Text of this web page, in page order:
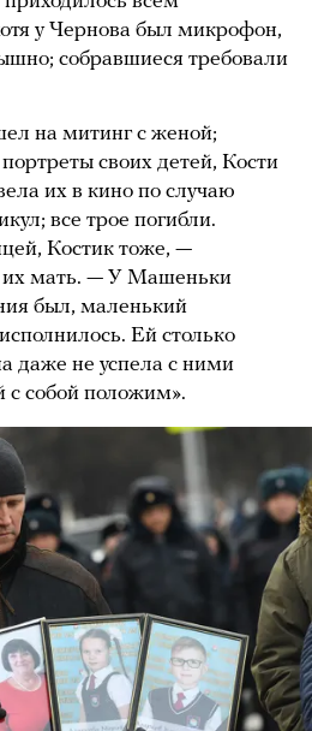
у Чернова был микрофон,
собравшиеся требовали
на митинг с женой;
своих детей, Кости
их в кино по случаю
все трое погибли.
Костик тоже, —
их мать. — У Машеньки
был, маленький
Ей столько
даже не успела с ними
с собой положим».